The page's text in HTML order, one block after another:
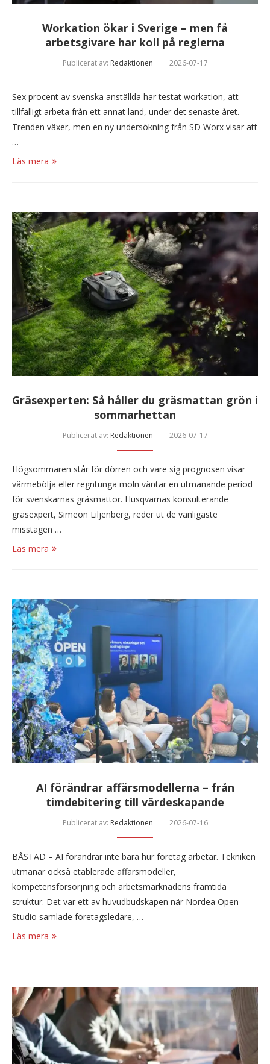
Workation ökar i Sverige – men få
arbetsgivare har koll på reglerna
Publicerat av: Redaktionen 2026-07-17
Sex procent av svenska anställda har testat workation, att
tillfälligt arbeta från ett annat land, under det senaste året.
Trenden växer, men en ny undersökning från SD Worx visar att
…
Läs mera
Gräsexperten: Så håller du gräsmattan grön i
sommarhettan
Publicerat av: Redaktionen 2026-07-17
Högsommaren står för dörren och vare sig prognosen visar
värmebölja eller regntunga moln väntar en utmanande period
för svenskarnas gräsmattor. Husqvarnas konsulterande
gräsexpert, Simeon Liljenberg, reder ut de vanligaste
misstagen …
Läs mera
AI förändrar affärsmodellerna – från
timdebitering till värdeskapande
Publicerat av: Redaktionen 2026-07-16
BÅSTAD – AI förändrar inte bara hur företag arbetar. Tekniken
utmanar också etablerade affärsmodeller,
kompetensförsörjning och arbetsmarknadens framtida
struktur. Det var ett av huvudbudskapen när Nordea Open
Studio samlade företagsledare, …
Läs mera